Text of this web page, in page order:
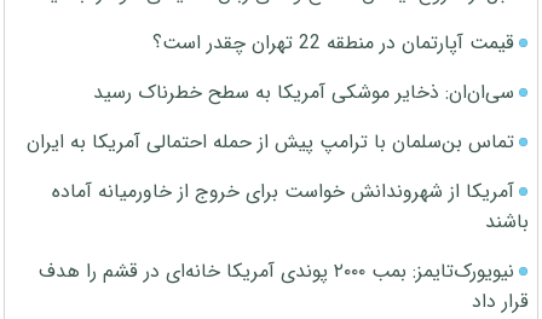
قیمت آپارتمان در منطقه 22 تهران چقدر است؟
سی‌ان‌ان: ذخایر موشکی آمریکا به سطح خطرناک رسید
تماس بن‌سلمان با ترامپ پیش از حمله احتمالی آمریکا به ایران
آمریکا از شهروندانش خواست برای خروج از خاورمیانه آماده
باشند
نیویورک‌تایمز: بمب ۲۰۰۰ پوندی آمریکا خانه‌ای در قشم را هدف
قرار داد